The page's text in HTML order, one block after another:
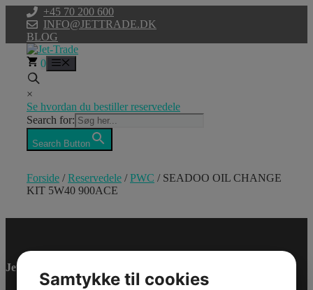
indhold
+45 70 200 600
INFO@JETTRADE.DK
BLOG
0
×
Se hvordan du bestiller reservedele
Search for:
Search Button
Forside /Reservedele /PWC / SEADOO OIL CHANGE
KIT 5W40 900ACE
CHANGE KIT
5W40 900ACE
Jet-Trade Powersport
Samtykke til cookies